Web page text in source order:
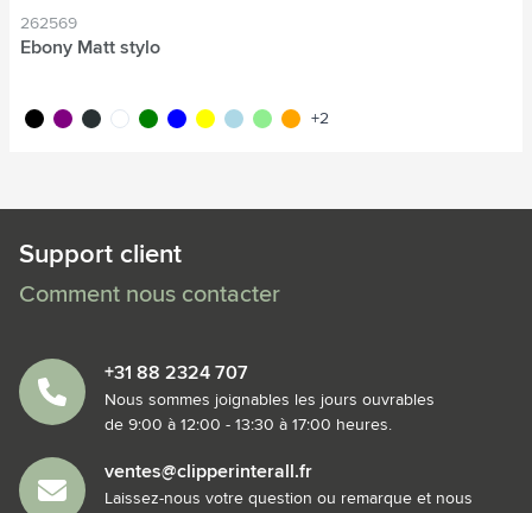
262569
Ebony Matt stylo
noir pourpreanthracite
blancvert bleu jaunebleu clair
vert clairorange
+2
Support client
Comment nous contacter
+31 88 2324 707
Nous sommes joignables les jours ouvrables
de 9:00 à 12:00 - 13:30 à 17:00 heures.
ventes@clipperinterall.fr
Laissez-nous votre question ou remarque et nous